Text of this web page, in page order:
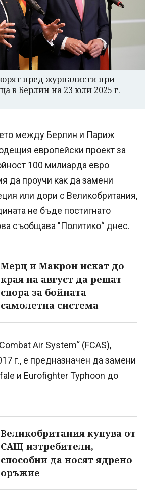
пред журналисти при
в Берлин на 23 юли 2025 г.
между Берлин и Париж
европейски проект за
100 милиарда евро
да проучи как да замени
или дори с Великобритания,
не бъде постигнато
съобщава "Политико“ днес.
Мерц и Макрон искат до
края на август да решат
спора за бойната
самолетна система
Air System“ (FCAS),
г., е предназначен да замени
и Eurofighter Typhoon до
Великобритания купува от
САЩ изтребители,
способни да носят ядрено
оръжие